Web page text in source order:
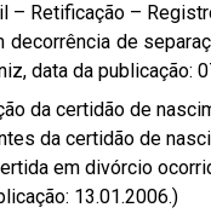
Retificação –
decorrência de
data da publicação:
da certidão de
da certidão de
em divórcio
13.01.2006.)